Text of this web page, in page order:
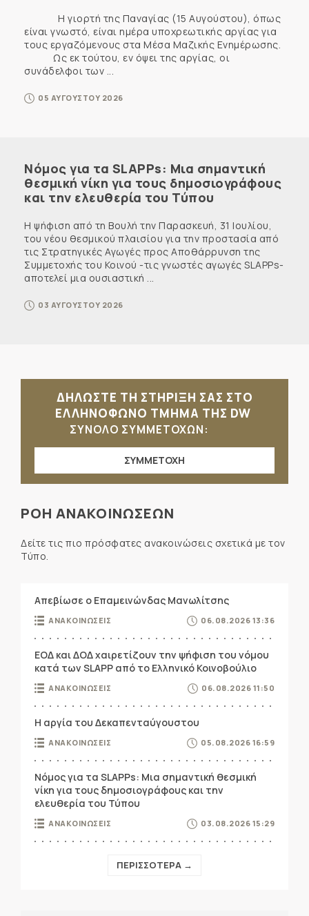
Η γιορτή της Παναγίας (15 Αυγούστου), όπως
είναι γνωστό, είναι ημέρα υποχρεωτικής αργίας για
τους εργαζόμενους στα Μέσα Μαζικής Ενημέρωσης.
Ως εκ τούτου, εν όψει της αργίας, οι
συνάδελφοι των ...
05 ΑΥΓΟΥΣΤΟΥ 2026
Νόμος για τα SLAPPs: Μια σημαντική
θεσμική νίκη για τους δημοσιογράφους
και την ελευθερία του Τύπου
Η ψήφιση από τη Βουλή την Παρασκευή, 31 Ιουλίου,
του νέου θεσμικού πλαισίου για την προστασία από
τις Στρατηγικές Αγωγές προς Αποθάρρυνση της
Συμμετοχής του Κοινού -τις γνωστές αγωγές SLAPPs-
αποτελεί μια ουσιαστική ...
03 ΑΥΓΟΥΣΤΟΥ 2026
ΔΗΛΩΣΤΕ ΤΗ ΣΤΗΡΙΞΗ ΣΑΣ ΣΤΟ
ΕΛΛΗΝΟΦΩΝΟ ΤΜΗΜΑ ΤΗΣ DW
ΣΥΝΟΛΟ ΣΥΜΜΕΤΟΧΩΝ:
ΣΥΜΜΕΤΟΧΗ
ΡΟΗ ΑΝΑΚΟΙΝΩΣΕΩΝ
Δείτε τις πιο πρόσφατες ανακοινώσεις σχετικά με τον
Τύπο.
Απεβίωσε ο Επαμεινώνδας Μανωλίτσης
ΑΝΑΚΟΙΝΩΣΕΙΣ 06.08.2026 13:36
ΕΟΔ και ΔΟΔ χαιρετίζουν την ψήφιση του νόμου
κατά των SLAPP από το Ελληνικό Κοινοβούλιο
ΑΝΑΚΟΙΝΩΣΕΙΣ 06.08.2026 11:50
Η αργία του Δεκαπενταύγουστου
ΑΝΑΚΟΙΝΩΣΕΙΣ 05.08.2026 16:59
Νόμος για τα SLAPPs: Μια σημαντική θεσμική
νίκη για τους δημοσιογράφους και την
ελευθερία του Τύπου
ΑΝΑΚΟΙΝΩΣΕΙΣ 03.08.2026 15:29
ΠΕΡΙΣΣΟΤΕΡΑ →